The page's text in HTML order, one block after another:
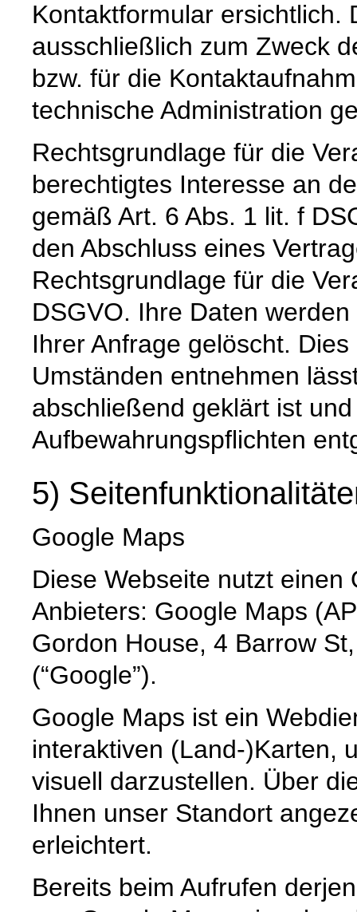
Kontaktformular ersichtlich.
ausschließlich zum Zweck
bzw. für die
technische Administration
Rechtsgrundlage für die
berechtigtes Interesse an
gemäß Art. 6 Abs. 1 lit. f
den Abschluss eines
Rechtsgrundlage für die
DSGVO. Ihre Daten
Ihrer Anfrage gelöscht.
Umständen entnehmen
abschließend geklärt ist
Aufbewahrungspflichten
5)
Google Maps
Diese Webseite nutzt
Anbieters: Google Maps
Gordon House, 4 Barrow
(“Google”).
Google Maps ist ein
interaktiven (Land-)Karten,
visuell darzustellen. Über
Ihnen unser Standort
erleichtert.
Bereits beim Aufrufen